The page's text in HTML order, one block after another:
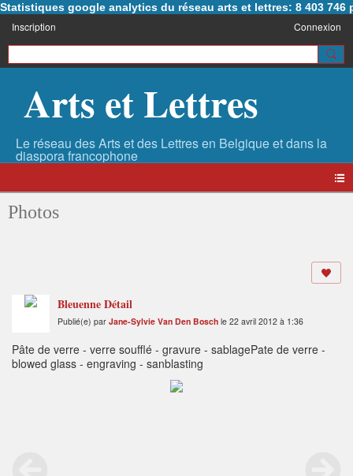
Statistiques google analytics du réseau arts et lettres: 8 403 746
Inscription Connexion
Arts et Lettres
Photos
Bleuenne Détail
Publié(e) par Jane-Sylvie Van Den Bosch le 22 avril 2012 à 1:36
Pâte de verre - verre soufflé - gravure - sablagePate de verre -
blowed glass - engraving - sanblasting